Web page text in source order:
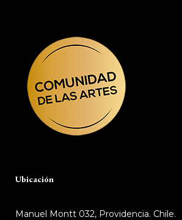
Ubicación
Manuel Montt 032, Providencia. Chile.